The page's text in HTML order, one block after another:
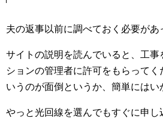
夫の返事以前に調べておく必要があ
サイトの説明を読んでいると、工事
ションの管理者に許可をもらってく
いうのが面倒というか、簡単にはい
やっと光回線を選んでもすぐに申し